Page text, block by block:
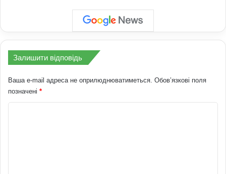
Залишити відповідь
Ваша e-mail адреса не оприлюднюватиметься. Обов’язкові поля
позначені *